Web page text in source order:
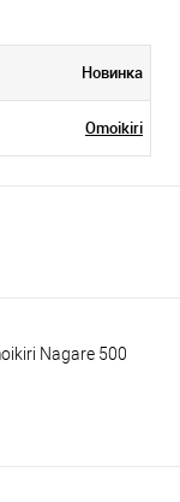
Новинка
Omoikiri
Nagare 500